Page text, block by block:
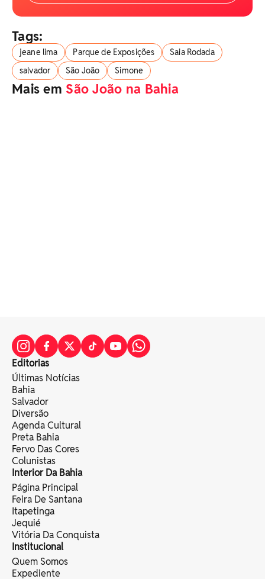
Tags:
jeane lima Parque de Exposições
Saia Rodada
salvador
São João Simone
Mais em São João na Bahia
Editorias
Últimas Notícias
Bahia
Salvador
Diversão
Agenda Cultural
Preta Bahia
Fervo Das Cores
Colunistas
Interior Da Bahia
Página Principal
Feira De Santana
Itapetinga
Jequié
Vitória Da Conquista
Institucional
Quem Somos
Expediente